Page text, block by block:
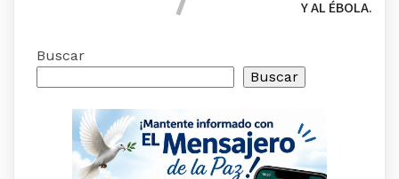
Y AL ÉBOLA.
Buscar
Buscar